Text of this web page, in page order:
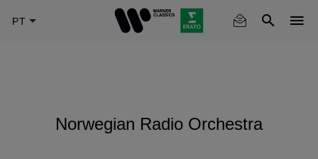
Norwegian Radio Orchestra